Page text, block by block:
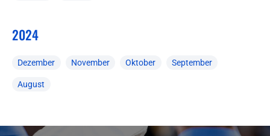
2024
Dezember November Oktober September
August